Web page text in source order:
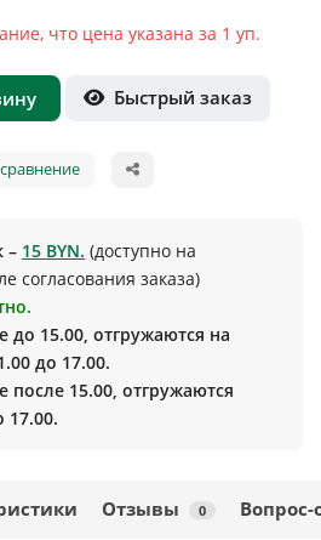
что цена указана за 1 уп.
Быстрый заказ
– 15 BYN. (доступно на
согласования заказа)
до 15.00, отгружаются на
до 17.00.
после 15.00, отгружаются
17.00.
Отзывы 0 Вопрос-